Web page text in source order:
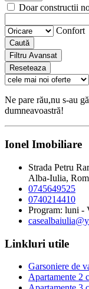
Doar constructii
Confort
Caută
Filtru Avansat
Reseteaza
Ne pare rău,nu s-au
dumneavoastră!
Ionel Imobiliare
Strada Petru
Alba-Iulia,
0745649525
0740214410
Program: luni -
Linkluri utile
Garsoniere de
Apartamente 2